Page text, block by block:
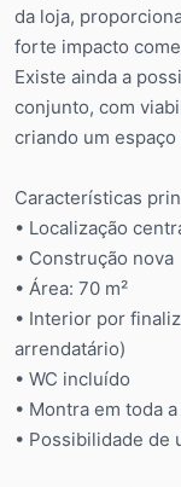
da loja,
forte impacto
Existe ainda a
conjunto, com
criando um
Características
• Localização
• Construção nova
• Área: 70 m²
• Interior por
arrendatário)
• WC incluído
• Montra em toda
• Possibilidade de